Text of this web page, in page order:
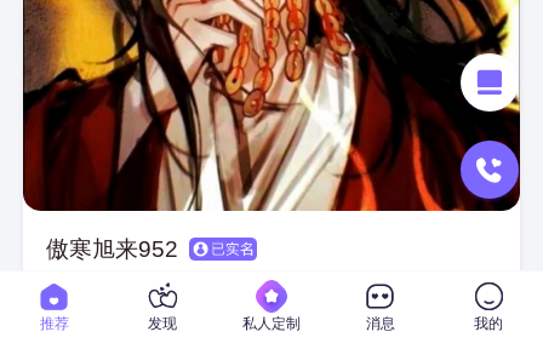
傲寒旭来952
97年 · 安徽马鞍山 · 大专 · 技术员
推荐 发现 私人定制 消息 我的